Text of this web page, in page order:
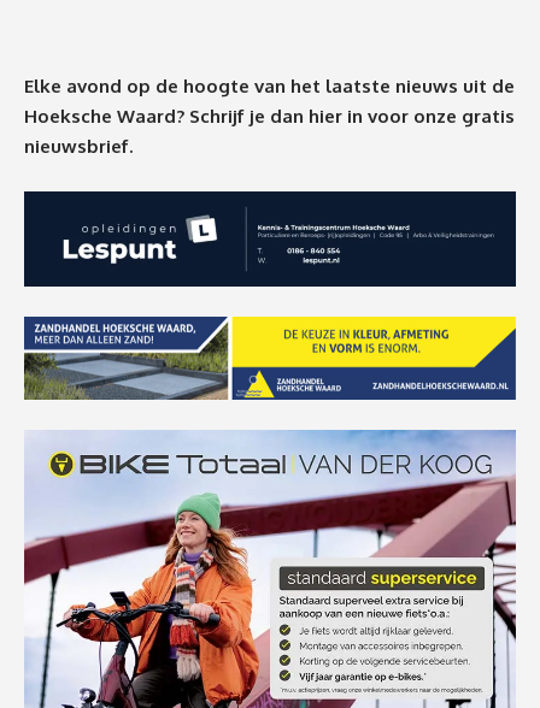
Elke avond op de hoogte van het laatste nieuws uit de
Hoeksche Waard? Schrijf je dan hier in voor onze gratis
nieuwsbrief.